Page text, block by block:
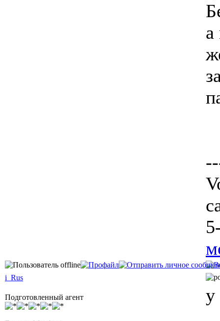
а
i_Rus
Подготовленный агент у